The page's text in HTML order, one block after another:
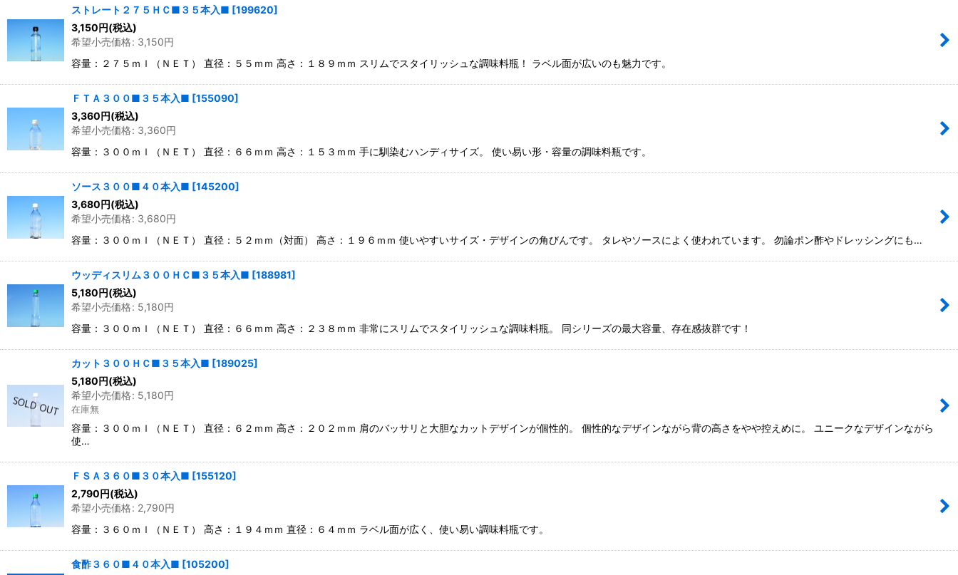
並び順
絞り込む
ストレート２７５ＨＣ■３５本入■ [199620]
3,150円(税込)
希望小売価格: 3,150円
容量：２７５ｍｌ（ＮＥＴ） 直径：５５ｍｍ 高さ：１８９ｍｍ スリムでスタイリッシュな調味料瓶！ ラベル面が広いのも魅力です。
ＦＴＡ３００■３５本入■ [155090]
3,360円(税込)
希望小売価格: 3,360円
容量：３００ｍｌ（ＮＥＴ） 直径：６６ｍｍ 高さ：１５３ｍｍ 手に馴染むハンディサイズ。 使い易い形・容量の調味料瓶です。
ソース３００■４０本入■ [145200]
3,680円(税込)
希望小売価格: 3,680円
容量：３００ｍｌ（ＮＥＴ） 直径：５２ｍｍ（対面） 高さ：１９６ｍｍ 使いやすいサイズ・デザインの角びんです。 タレやソースによく使われています。 勿論ポン酢やドレッシングにも…
ウッディスリム３００ＨＣ■３５本入■ [188981]
5,180円(税込)
希望小売価格: 5,180円
容量：３００ｍｌ（ＮＥＴ） 直径：６６ｍｍ 高さ：２３８ｍｍ 非常にスリムでスタイリッシュな調味料瓶。 同シリーズの最大容量、存在感抜群です！
カット３００ＨＣ■３５本入■ [189025]
5,180円(税込)
希望小売価格: 5,180円
在庫無
容量：３００ｍｌ（ＮＥＴ） 直径：６２ｍｍ 高さ：２０２ｍｍ 肩のバッサリと大胆なカットデザインが個性的。 個性的なデザインながら背の高さをやや控えめに。 ユニークなデザインながら
使…
ＦＳＡ３６０■３０本入■ [155120]
2,790円(税込)
希望小売価格: 2,790円
容量：３６０ｍｌ（ＮＥＴ） 高さ：１９４ｍｍ 直径：６４ｍｍ ラベル面が広く、使い易い調味料瓶です。
食酢３６０■４０本入■ [105200]